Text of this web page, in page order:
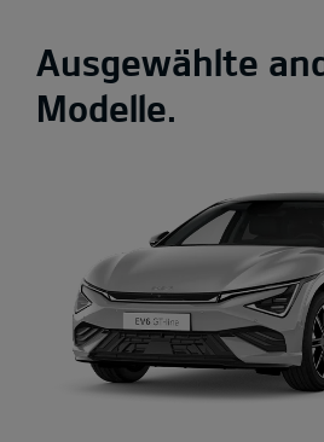
Ausgewählte
Modelle.